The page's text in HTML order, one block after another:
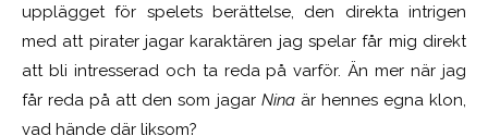
upplägget för spelets berättelse, den direkta intrigen
med att pirater jagar karaktären jag spelar får mig direkt
att bli intresserad och ta reda på varför. Än mer när jag
får reda på att den som jagar Ninaär hennes egna klon,
vad hände där liksom?